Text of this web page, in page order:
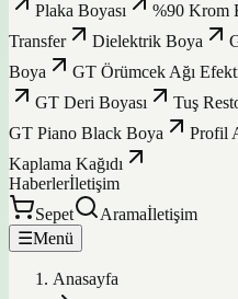
Plaka Boyası
%90 Krom
Transfer
Dielektrik Boya
Boya
GT Örümcek Ağı
GT Deri Boyası
Tuş
GT Piano Black Boya
Profil
Kaplama Kağıdı
Haberlerİletişim
Sepet
Aramaİletişim
☰Menü
Anasayfa